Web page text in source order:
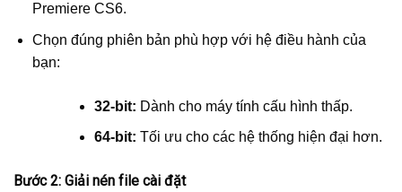
Premiere CS6.
Chọn đúng phiên bản phù hợp với hệ điều hành của
bạn:
32-bit: Dành cho máy tính cấu hình thấp.
64-bit: Tối ưu cho các hệ thống hiện đại hơn.
Bước 2: Giải nén file cài đặt